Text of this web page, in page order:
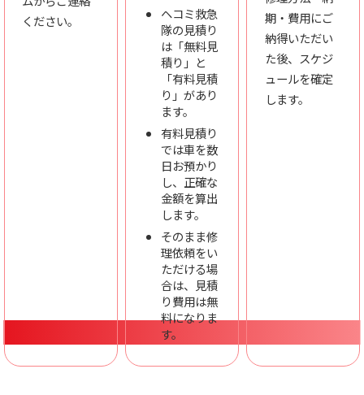
ください。
ヘコミ救急
隊の見積り
は「無料見
積り」と
「有料見積
り」があり
ます。
有料見積り
では車を数
日お預かり
し、正確な
金額を算出
します。
そのまま修
理依頼をい
ただける場
合は、見積
り費用は無
料になりま
す。
期・費用にご
納得いただい
た後、スケジ
ュールを確定
します。